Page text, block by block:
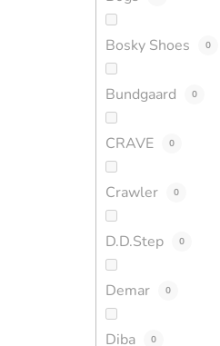
Bosky Shoes 0
Bundgaard 0
CRAVE 0
Crawler 0
D.D.Step 0
Demar 0
Diba 0